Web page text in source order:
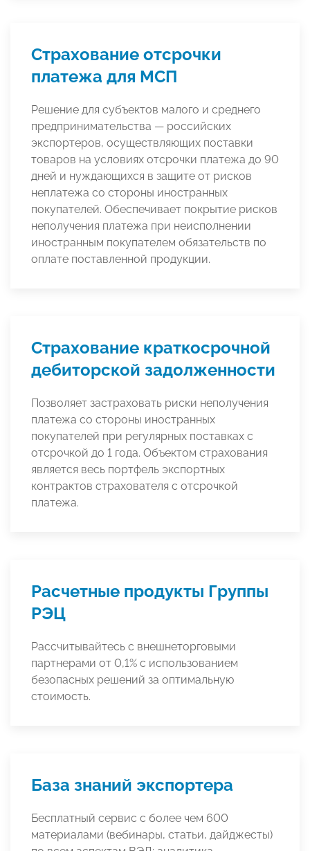
Страхование отсрочки
платежа для МСП
Решение для субъектов малого и среднего
предпринимательства — российских
экспортеров, осуществляющих поставки
товаров на условиях отсрочки платежа до 90
дней и нуждающихся в защите от рисков
неплатежа со стороны иностранных
покупателей. Обеспечивает покрытие рисков
неполучения платежа при неисполнении
иностранным покупателем обязательств по
оплате поставленной продукции.
Страхование краткосрочной
дебиторской задолженности
Позволяет застраховать риски неполучения
платежа со стороны иностранных
покупателей при регулярных поставках с
отсрочкой до 1 года. Объектом страхования
является весь портфель экспортных
контрактов страхователя с отсрочкой
платежа.
Расчетные продукты Группы
РЭЦ
Рассчитывайтесь с внешнеторговыми
партнерами от 0,1% с использованием
безопасных решений за оптимальную
стоимость.
База знаний экспортера
Бесплатный сервис с более чем 600
материалами (вебинары, статьи, дайджесты)